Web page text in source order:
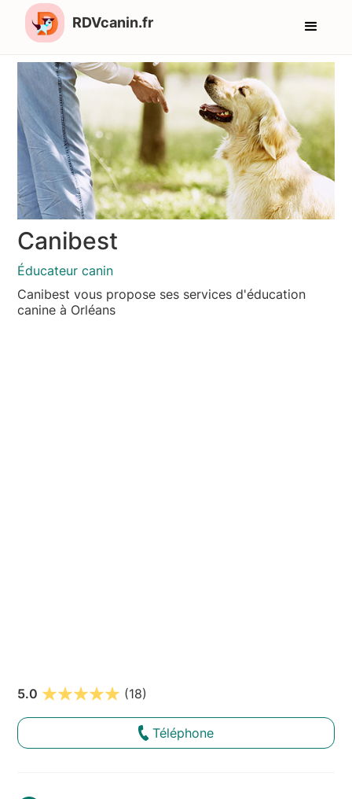
RDVcanin.fr
Canibest
Éducateur canin
Canibest vous propose ses services d'éducation
canine à Orléans
5.0 (18)
Téléphone